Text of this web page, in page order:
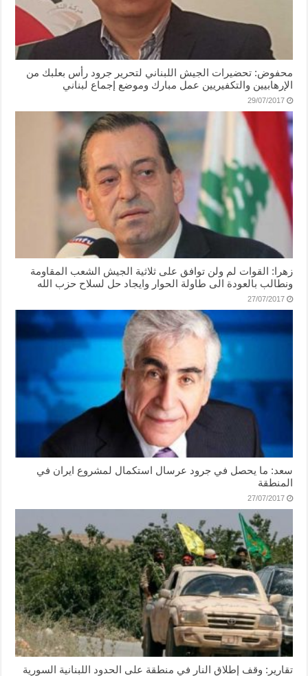
محفوض: تحضيرات الجيش اللبناني لتحرير جرود رأس بعلبك من
الإرهابيين والتكفيريين عمل مبارك وموضع إجماع لبناني
29/07/2017
زهرا: القوات لم ولن توافق على ثلاثية الجيش الشعب المقاومة
ونطالب بالعودة الى طاولة الحوار وايجاد حل لسلاح حزب الله
27/07/2017
سعد: ما يحصل في جرود عرسال استكمال لمشروع ايران في
المنطقة
27/07/2017
تقارير: وقف إطلاق النار في منطقة على الحدود اللبنانية السورية